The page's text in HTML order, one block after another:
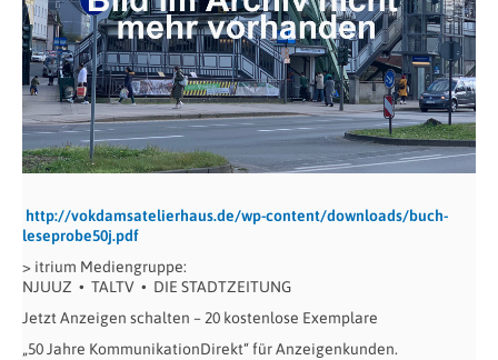
http://vokdamsatelierhaus.de/wp-content/downloads/buch-
leseprobe50j.pdf
> itrium Mediengruppe:
NJUUZ • TALTV • DIE STADTZEITUNG
Jetzt Anzeigen schalten – 20 kostenlose Exemplare
„50 Jahre KommunikationDirekt“ für Anzeigenkunden.